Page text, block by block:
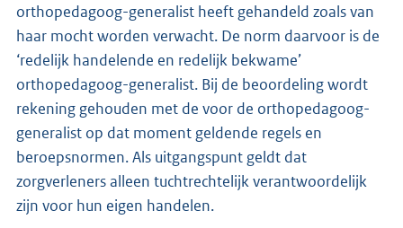
orthopedagoog-generalist heeft gehandeld zoals van
haar mocht worden verwacht. De norm daarvoor is de
‘redelijk handelende en redelijk bekwame’
orthopedagoog-generalist. Bij de beoordeling wordt
rekening gehouden met de voor de orthopedagoog-
generalist op dat moment geldende regels en
beroepsnormen. Als uitgangspunt geldt dat
zorgverleners alleen tuchtrechtelijk verantwoordelijk
zijn voor hun eigen handelen.